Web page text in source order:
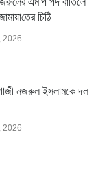
চি‌ঠি
2026
নজরুল ইসলামকে দল
2026